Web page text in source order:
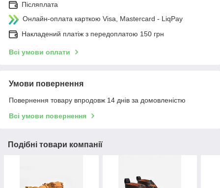
Післяплата
Онлайн-оплата карткою Visa, Mastercard - LiqPay
Накладений платіж з передоплатою 150 грн
Всі умови оплати
Умови повернення
Повернення товару впродовж 14 днів за домовленістю
Всі умови повернення
Подібні товари компанії